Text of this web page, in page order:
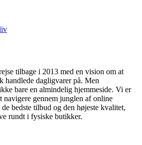
tilbage i 2013 med en vision om at
handlede dagligvarer på. Men
bare en almindelig hjemmeside. Vi er
navigere gennem junglen af online
bedste tilbud og den højeste kvalitet,
rundt i fysiske butikker.